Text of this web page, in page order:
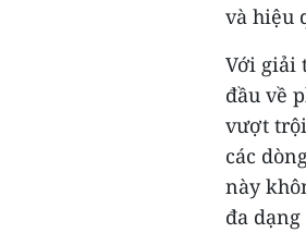
và hiệu
Với giải
đầu về
vượt
các
này
đa